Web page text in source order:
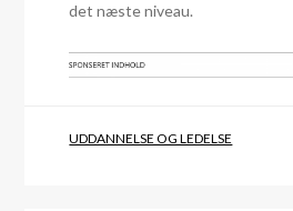
det næste niveau.
UDDANNELSE OG LEDELSE